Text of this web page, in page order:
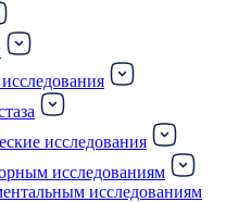
исследования
исследованиям
исследованиям